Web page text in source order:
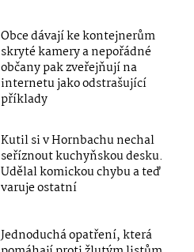
Obce dávají ke kontejnerům
skryté kamery a nepořádné
občany pak zveřejňují na
internetu jako odstrašující
příklady
Kutil si v Hornbachu nechal
seříznout kuchyňskou desku.
Udělal komickou chybu a teď
varuje ostatní
Jednoduchá opatření, která